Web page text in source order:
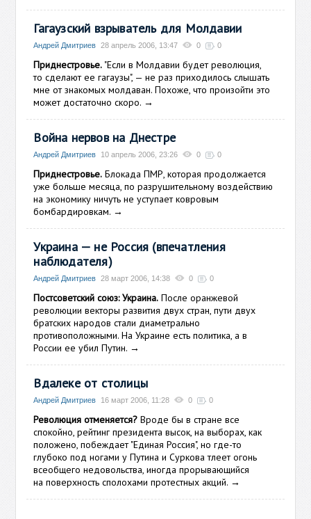
Гагаузский взрыватель для Молдавии
Андрей Дмитриев 28 апрель 2006, 13:47 0 0
Приднестровье. "Если в Молдавии будет революция,
то сделают ее гагаузы", — не раз приходилось слышать
мне от знакомых молдаван. Похоже, что произойти это
может достаточно скоро. →
Война нервов на Днестре
Андрей Дмитриев 10 апрель 2006, 23:26 0 0
Приднестровье. Блокада ПМР, которая продолжается
уже больше месяца, по разрушительному воздействию
на экономику ничуть не уступает ковровым
бомбардировкам. →
Украина — не Россия (впечатления
наблюдателя)
Андрей Дмитриев 28 март 2006, 14:38 0 0
Постсоветский союз: Украина. После оранжевой
революции векторы развития двух стран, пути двух
братских народов стали диаметрально
противоположными. На Украине есть политика, а в
России ее убил Путин. →
Вдалеке от столицы
Андрей Дмитриев 16 март 2006, 11:28 0 0
Революция отменяется? Вроде бы в стране все
спокойно, рейтинг президента высок, на выборах, как
положено, побеждает "Единая Россия", но где-то
глубоко под ногами у Путина и Суркова тлеет огонь
всеобщего недовольства, иногда прорывающийся
на поверхность сполохами протестных акций. →